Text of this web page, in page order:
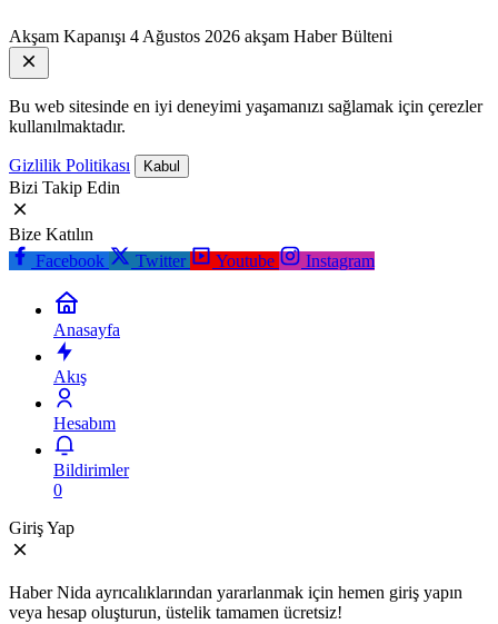
Akşam Kapanışı 4 Ağustos 2026 akşam Haber Bülteni
Bu web sitesinde en iyi deneyimi yaşamanızı sağlamak için çerezler
kullanılmaktadır.
Gizlilik Politikası Kabul
Bizi Takip Edin
Bize Katılın
Facebook
Twitter Youtube Instagram
Anasayfa
Akış
Hesabım
Bildirimler
0
Giriş Yap
Haber Nida ayrıcalıklarından yararlanmak için hemen giriş yapın
veya hesap oluşturun, üstelik tamamen ücretsiz!